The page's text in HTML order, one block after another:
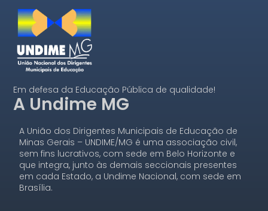
Em defesa da Educação Pública de qualidade!
A Undime MG
A União dos Dirigentes Municipais de Educação de
Minas Gerais – UNDIME/MG é uma associação civil,
sem fins lucrativos, com sede em Belo Horizonte e
que integra, junto às demais seccionais presentes
em cada Estado, a Undime Nacional, com sede em
Brasília.